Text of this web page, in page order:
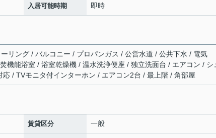
入居可能時期 即時
リング / バルコニー / プロパンガス / 公営水道 / 公共下水 / 電気
機能浴室 / 浴室乾燥機 / 温水洗浄便座 / 独立洗面台 / エアコン / シ
/ TVモニタ付インターホン / エアコン2台 / 最上階 / 角部屋
賃貸区分 一般